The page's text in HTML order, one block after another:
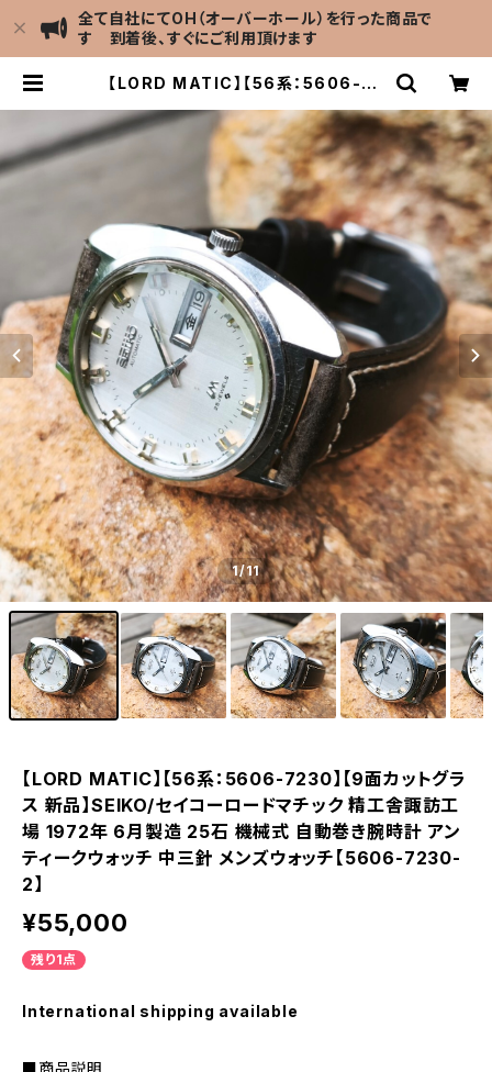
全て自社にてOH（オーバーホール）を行った商品で
す 到着後、すぐにご利用頂けます
【LORD MATIC】【56系：5606-72
セイコーロードマチック 精工舎諏訪
工場 1972年 6月製造 25石 機械式
自動巻き腕時計 アンティークウォッチ
中三針 メンズウォッチ【5606-7230
-2】 | LEVEL7 Antique Watch館
1/11
【LORD MATIC】【56系：5606-7230】【9面カットグラ
ス 新品】SEIKO/セイコーロードマチック 精工舎諏訪工
場 1972年 6月製造 25石 機械式 自動巻き腕時計 アン
ティークウォッチ 中三針 メンズウォッチ【5606-7230-
2】
¥55,000
残り1点
International shipping available
■商品説明